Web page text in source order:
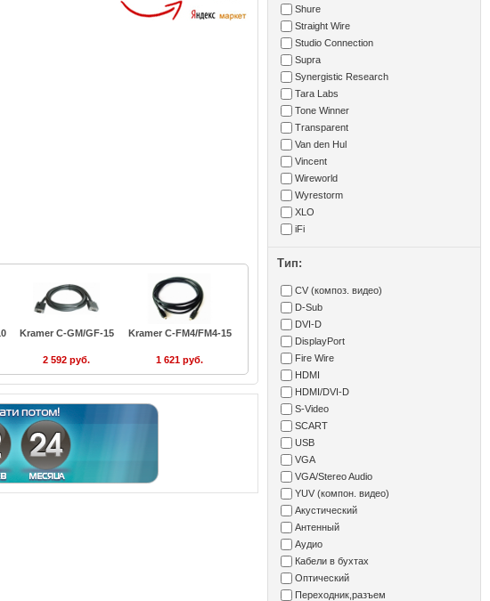
Kramer C-GM/GF-15
2 592 руб.
Kramer C-FM4/FM4-15
1 621 руб.
Shure
Straight Wire
Studio Connection
Supra
Synergistic Research
Tara Labs
Tone Winner
Transparent
Van den Hul
Vincent
Wireworld
Wyrestorm
XLO
iFi
Тип:
CV (композ. видео)
D-Sub
DVI-D
DisplayPort
Fire Wire
HDMI
HDMI/DVI-D
S-Video
SCART
USB
VGA
VGA/Stereo Audio
YUV (компон. видео)
Акустический
Антенный
Аудио
Кабели в бухтах
Оптический
Переходник,разъем